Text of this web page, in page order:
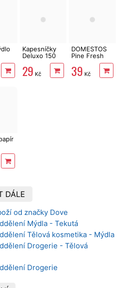
Kapesníčky
Deluxo 150
ks 3vrstvé v
krabičce,
zvířátka
29 Kč
DOMESTOS
Pine Fresh
39 Kč
rolí,
DÁLE
od značky Dove
Mýdla - Tekutá
Tělová kosmetika - Mýdla
Drogerie - Tělová
Drogerie